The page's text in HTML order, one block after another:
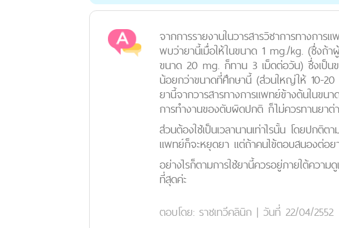
จากการรายงานในวารสารวิชาการทางกา
พบว่ายานี้เมื่อให้ในขนาด 1 mg./kg. (ซึ่งถ้
ขนาด 20 mg. ก็ทาน 3 เม็ดต่อวัน) ซึ่งเป็นข
น้อยกว่าขนาดที่ศึกษานี้ (ส่วนใหญ่ให้ 10-20
ยานี้จากวารสารทางการแพทย์ข้างต้นใน
การทำงานของตับผิดปกติ ก็ไม่ควรทานยาต่
ส่วนต้องใช้เป็นเวลานานเท่าไรนั้น โดยปก
แพทย์ก็จะหยุดยา แต่ถ้าคนไข้ตอบสนองต่อย
อย่างไรก็ตามการใช้ยานี้ควรอยู่ภายใต้ควา
ที่สุดค่ะ
ตอบโดย: ราชเทวีคลินิก | วันที่ 22/04/2552